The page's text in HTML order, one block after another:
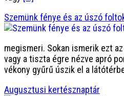
Szemünk fénye és az úszó
megismeri. Sokan ismerik ezt
vagy a tiszta égre nézve apró
vékony gyűrű úszik el a
Augusztusi kertésznaptár